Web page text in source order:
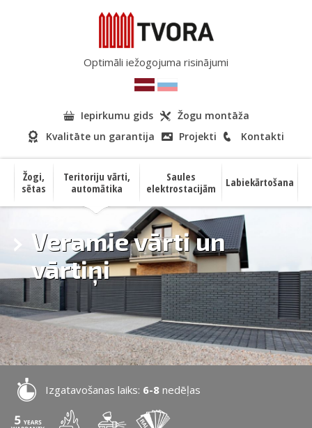
Optimāli iežogojuma risinājumi
Iepirkumu gids
Žogu montāža
Kvalitāte un garantija
Projekti Kontakti
Žogi,
sētas
Teritoriju vārti,
automātika
Saules
elektrostacijām
Labiekārtošana
Veramie vārti un
vārtiņi
Izgatavošanas laiks: 6-8 nedēļas